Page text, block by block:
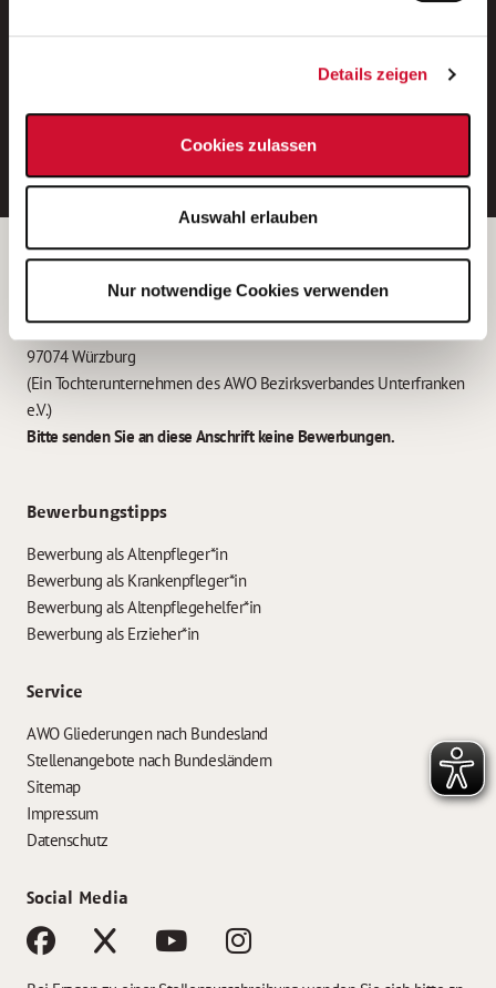
Details zeigen
Cookies zulassen
Auswahl erlauben
Nur notwendige Cookies verwenden
E-Mail-Adresse eintragen
Betreiber der Webseite
Garitz Bewirtschaftungsbetriebe GmbH
Kantstraße 45a
97074 Würzburg
(Ein Tochterunternehmen des AWO Bezirksverbandes Unterfranken
e.V.)
Bitte senden Sie an diese Anschrift keine Bewerbungen.
Bewerbungstipps
Bewerbung als Altenpfleger*in
Bewerbung als Krankenpfleger*in
Bewerbung als Altenpflegehelfer*in
Bewerbung als Erzieher*in
Service
AWO Gliederungen nach Bundesland
Stellenangebote nach Bundesländern
Sitemap
Impressum
Datenschutz
Social Media